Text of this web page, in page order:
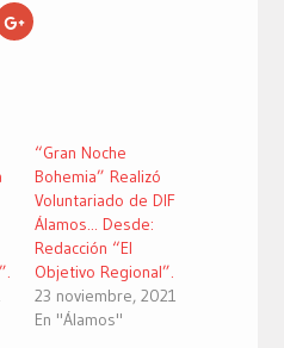
Haz
clic
una
ventana
nueva)
“Gran Noche
Bohemia” Realizó
Voluntariado de DIF
Álamos... Desde:
Redacción “El
Objetivo Regional”.
23 noviembre, 2021
En "Álamos"